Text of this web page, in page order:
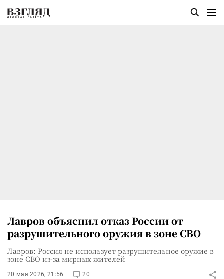
Лавров объяснил отказ России от
разрушительного оружия в зоне СВО
Лавров: Россия не использует разрушительное оружие в
зоне СВО из-за мирных жителей
20 мая 2026, 21:56 20